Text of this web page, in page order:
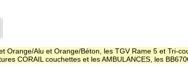
Orange/Alu et Orange/Béton, les TGV Rame 5 et Tri-
CORAIL couchettes et les AMBULANCES, les